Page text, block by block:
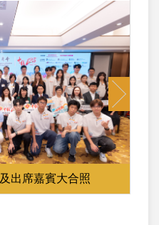
出席嘉賓大合照
Next